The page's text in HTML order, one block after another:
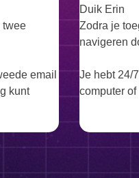
twee
email
kunt
Duik Erin
Zodra je
navigeren
Je hebt 24/
computer of